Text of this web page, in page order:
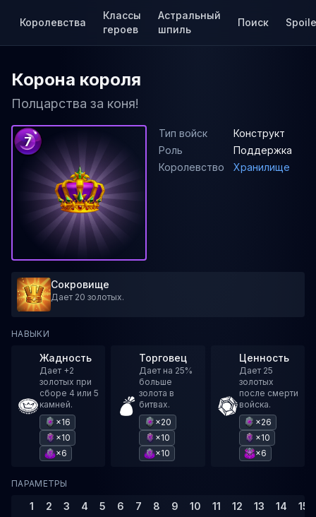
Королевства
Классы
героев
Астральный
шпиль
Поиск
Корона короля
Полцарства за коня!
7
Тип войск
Конструкт
Роль
Поддержка
Королевство
Хранилище
Сокровище
Дает 20 золотых.
НАВЫКИ
Жадность
Дает +2
золотых при
сборе 4 или 5
камней.
×16
×10
×6
Торговец
Дает на 25%
больше
золота в
битвах.
×20
×10
×10
Ценность
Дает 25
золотых
после смерти
войска.
×26
×10
×6
ПАРАМЕТРЫ
1 2 3 4 5 6 7 8 9 10 11 12 13 14 15